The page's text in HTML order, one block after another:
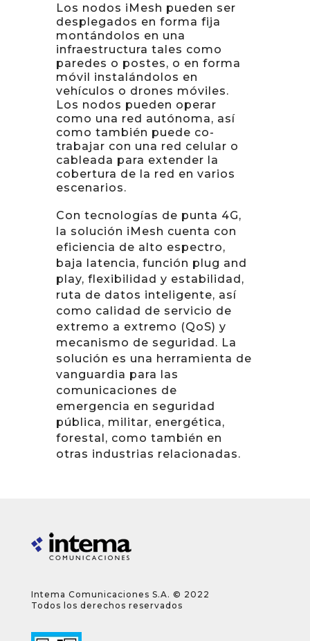
Los nodos iMesh pueden ser
desplegados en forma fija
montándolos en una
infraestructura tales como
paredes o postes, o en forma
móvil instalándolos en
vehículos o drones móviles.
Los nodos pueden operar
como una red autónoma, así
como también puede co-
trabajar con una red celular o
cableada para extender la
cobertura de la red en varios
escenarios.
Con tecnologías de punta 4G,
la solución iMesh cuenta con
eficiencia de alto espectro,
baja latencia, función plug and
play, flexibilidad y estabilidad,
ruta de datos inteligente, así
como calidad de servicio de
extremo a extremo (QoS) y
mecanismo de seguridad. La
solución es una herramienta de
vanguardia para las
comunicaciones de
emergencia en seguridad
pública, militar, energética,
forestal, como también en
otras industrias relacionadas.
Intema Comunicaciones S.A. © 2022
Todos los derechos reservados